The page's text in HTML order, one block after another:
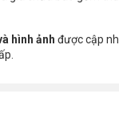
hình ảnh được cập